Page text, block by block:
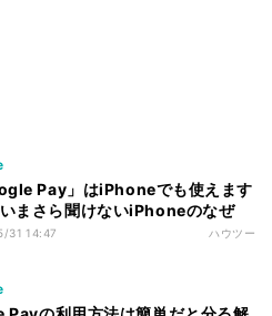
Pay」はiPhoneでも使えます
まさら聞けないiPhoneのなぜ
31 14:47 ハウツー